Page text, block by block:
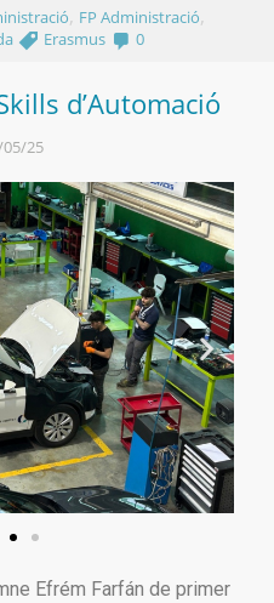
, FP Administració,
Erasmus 0
d’Automació
25
Efrém Farfán de primer